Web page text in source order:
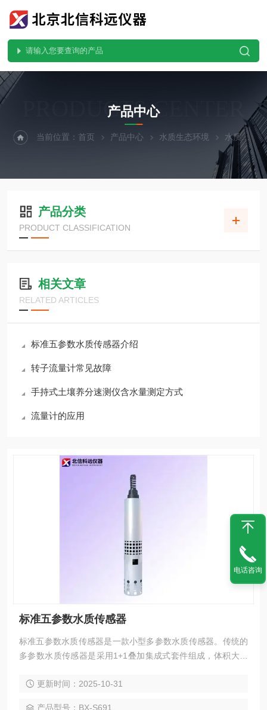
PRODUCTS CENTER
产品中心
当前位置：首页 产品中心 水质生态环境 水质传感器
产品分类
PRODUCT CLASSIFICATION
相关文章
RELATED ARTICLES
标准五参数水质传感器介绍
转子流量计常见故障
手持式土壤养分速测仪含水量测定方式
流量计的应用
标准五参数水质传感器
标准五参数水质传感器是一款小型多参数水质传感器。传统的
多参数水质传感器是采用1+1叠加集成式套件组成，体积大、
与时间的结合，具有体积小、重量轻、易携带的优点，既降低
更新时间：2025-10-31
产品型号：BX-S691
电话咨询